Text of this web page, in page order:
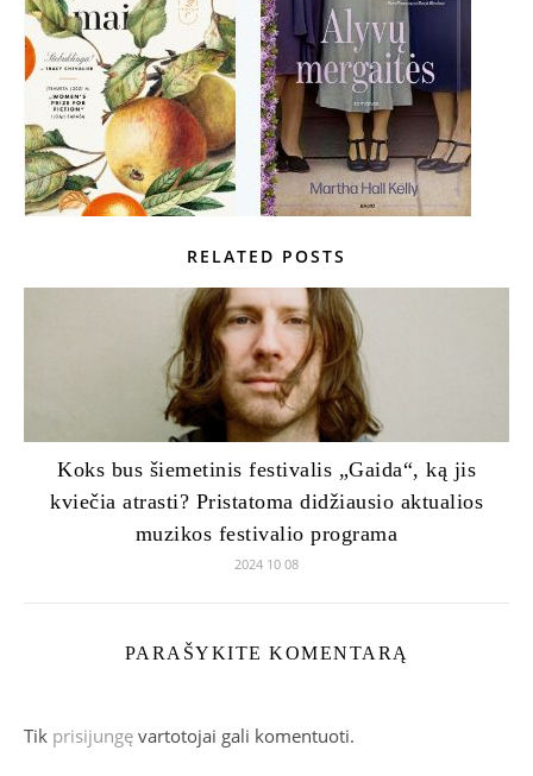
RELATED POSTS
Koks bus šiemetinis festivalis „Gaida“, ką jis
kviečia atrasti? Pristatoma didžiausio aktualios
muzikos festivalio programa
2024 10 08
PARAŠYKITE KOMENTARĄ
Tik prisijungę vartotojai gali komentuoti.